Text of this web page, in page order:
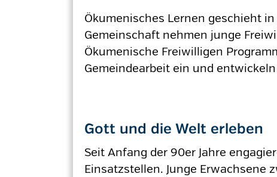
Ökumenisches Lernen geschieht
Gemeinschaft nehmen junge
Ökumenische Freiwilligen
Gemeindearbeit ein und
Gott und die Welt erleben
Seit Anfang der 90er Jahre
Einsatzstellen. Junge Erwachsene